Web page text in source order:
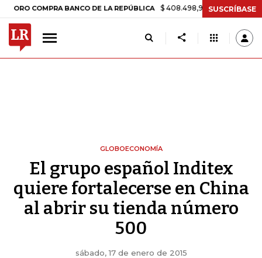
BANCO DE LA REPÚBLICA $ 408.498,97 +$ 8.753,81 +2,19%
SUSCRÍBASE
GLOBOECONOMÍA
El grupo español Inditex
quiere fortalecerse en China
al abrir su tienda número
500
sábado, 17 de enero de 2015